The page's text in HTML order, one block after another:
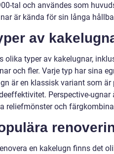
tal och användes som
är kända för sin långa
av
olika typer av kakelugnar,
och fler. Varje typ har sina
är en klassisk variant som
Perspective-
reliefmönster och
en kakelugn finns det